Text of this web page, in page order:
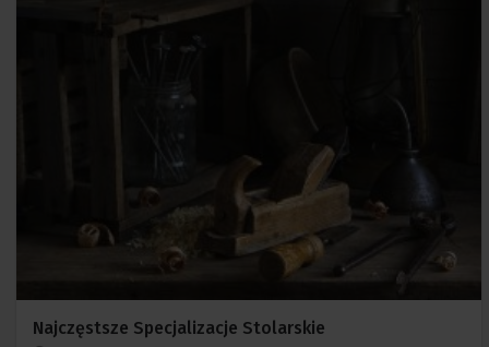
Najczęstsze Specjalizacje Stolarskie